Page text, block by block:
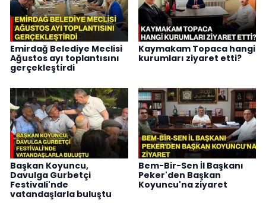
Emirdağ Belediye Meclisi
Ağustos ayı toplantısını
gerçekleştirdi
Kaymakam Topaca hangi
kurumları ziyaret etti?
Başkan Koyuncu,
Davulga Gurbetçi
Festivali'nde
vatandaşlarla buluştu
Bem-Bir-Sen İl Başkanı
Peker'den Başkan
Koyuncu'na ziyaret